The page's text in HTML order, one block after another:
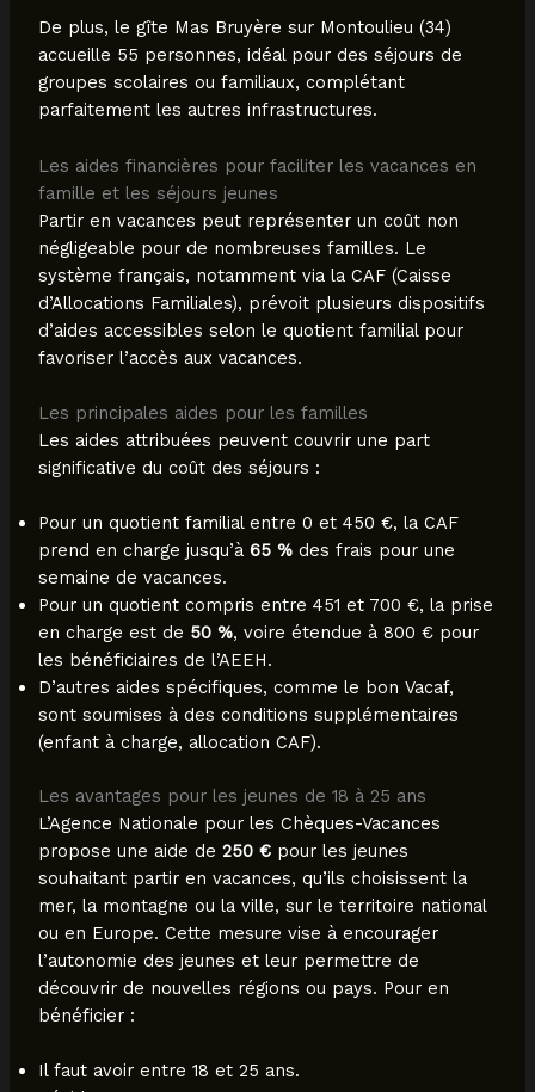
De plus, le gîte Mas Bruyère sur Montoulieu (34)
accueille 55 personnes, idéal pour des séjours de
groupes scolaires ou familiaux, complétant
parfaitement les autres infrastructures.
Les aides financières pour faciliter les vacances en
famille et les séjours jeunes
Partir en vacances peut représenter un coût non
négligeable pour de nombreuses familles. Le
système français, notamment via la CAF (Caisse
d’Allocations Familiales), prévoit plusieurs dispositifs
d’aides accessibles selon le quotient familial pour
favoriser l’accès aux vacances.
Les principales aides pour les familles
Les aides attribuées peuvent couvrir une part
significative du coût des séjours :
Pour un quotient familial entre 0 et 450 €, la CAF
prend en charge jusqu’à 65 %des frais pour une
semaine de vacances.
Pour un quotient compris entre 451 et 700 €, la prise
en charge est de 50 %, voire étendue à 800 € pour
les bénéficiaires de l’AEEH.
D’autres aides spécifiques, comme le bon Vacaf,
sont soumises à des conditions supplémentaires
(enfant à charge, allocation CAF).
Les avantages pour les jeunes de 18 à 25 ans
L’Agence Nationale pour les Chèques-Vacances
propose une aide de 250 €pour les jeunes
souhaitant partir en vacances, qu’ils choisissent la
mer, la montagne ou la ville, sur le territoire national
ou en Europe. Cette mesure vise à encourager
l’autonomie des jeunes et leur permettre de
découvrir de nouvelles régions ou pays. Pour en
bénéficier :
Il faut avoir entre 18 et 25 ans.